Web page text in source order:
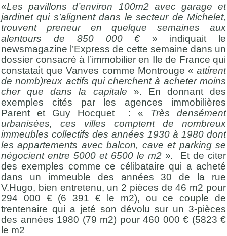
«Les pavillons d’environ 100m2 avec garage et
jardinet qui s’alignent dans le secteur de Michelet,
trouvent preneur en quelque semaines aux
alentours de 850 000 €» indiquait le
newsmagazine l’Express de cette semaine dans un
dossier consacré à l’immobilier en Ile de France qui
constatait que Vanves comme Montrouge « attirent
de nomb)reux actifs qui cherchent à acheter moins
cher que dans la capitale ». En donnant des
exemples cités par les agences immobilières
Parent et Guy Hocquet : « Très densément
urbanisées, ces villes comptent de nombreux
immeubles collectifs des années 1930 à 1980 dont
les appartements avec balcon, cave et parking se
négocient entre 5000 et 6500 le m2 ».
Et de citer
des exemples comme ce célibataire qui a acheté
dans un immeuble des années 30 de la rue
V.Hugo, bien entretenu, un 2 pièces de 46 m2 pour
294 000 € (6 391 € le m2), ou ce couple de
trentenaire qui a jeté son dévolu sur un 3-pièces
des années 1980 (79 m2) pour 460 000 € (5823 €
le m2